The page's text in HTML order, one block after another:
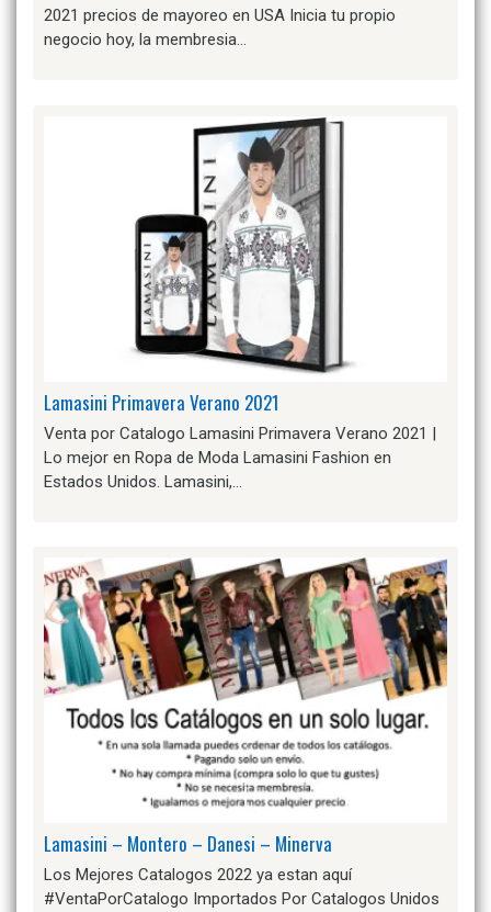
2021 precios de mayoreo en USA Inicia tu propio
negocio hoy, la membresia…
Lamasini Primavera Verano 2021
Venta por Catalogo Lamasini Primavera Verano 2021 |
Lo mejor en Ropa de Moda Lamasini Fashion en
Estados Unidos. Lamasini,…
Lamasini – Montero – Danesi – Minerva
Los Mejores Catalogos 2022 ya estan aquí
#VentaPorCatalogo Importados Por Catalogos Unidos